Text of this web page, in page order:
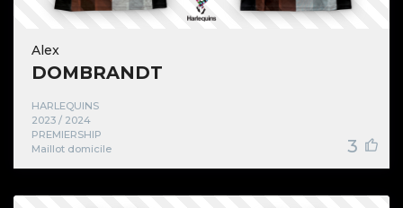
Alex
DOMBRANDT
HARLEQUINS
2023 / 2024
PREMIERSHIP
Maillot domicile
3